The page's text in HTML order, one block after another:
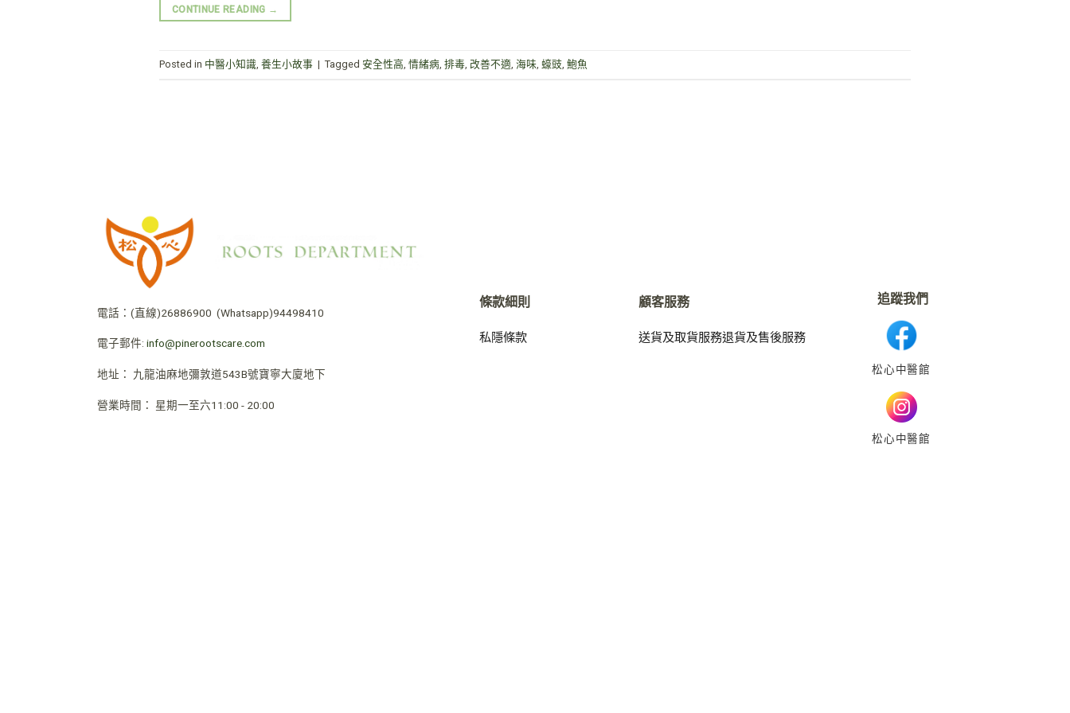
CONTINUE READING →
Posted in 中醫小知識 養生小故事 | Tagged 安全性高 情緒病, 排毒, 改善不適 海味, 蠔豉, 鮑魚
電話： (直線)26886900 (Whatsapp)94498410
電子郵件: info@pinerootscare.com
地址： 九龍油麻地彌敦道543B號寶寧大廈地下
營業時間 ： 星期一至六11:00 - 20:00
條款細則
私隱條款
顧客服務
送貨及取貨服務退貨及售後服務
追蹤我們
松心中醫館
松心中醫館